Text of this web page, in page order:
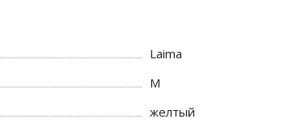
Laima
M
желтый